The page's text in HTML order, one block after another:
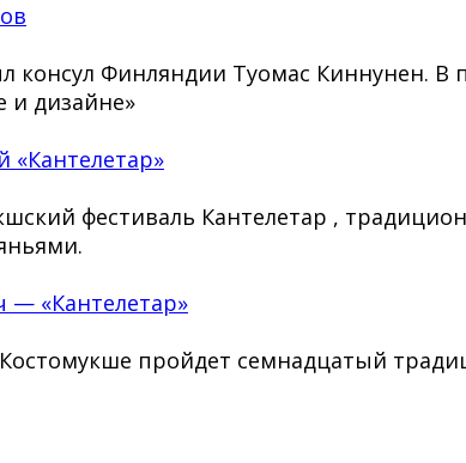
консул Финляндии Туомас Киннунен.
и дизайне»
фестиваль Кантелетар ,
— «Кантелетар»
пройдет семнадцатый